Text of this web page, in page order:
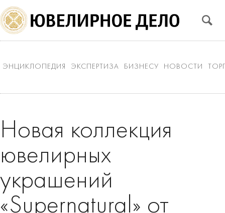
ЭНЦИКЛОПЕДИЯ ЭКСПЕРТИЗА БИЗНЕСУ НОВОСТИ
Новая коллекция
ювелирных
украшений
«Supernatural» от